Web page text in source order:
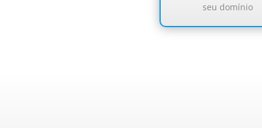
seu domínio